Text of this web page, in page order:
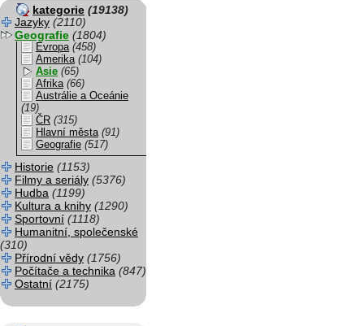
kategorie (19138)
Jazyky (2110)
Geografie (1804)
Evropa (458)
Amerika (104)
Asie (65)
Afrika (66)
Austrálie a Oceánie
(19)
ČR (315)
Hlavní města (91)
Geografie (517)
Historie (1153)
Filmy a seriály (5376)
Hudba (1199)
Kultura a knihy (1290)
Sportovní (1118)
Humanitní, společenské
(310)
Přírodní vědy (1756)
Počítače a technika (847)
Ostatní (2175)